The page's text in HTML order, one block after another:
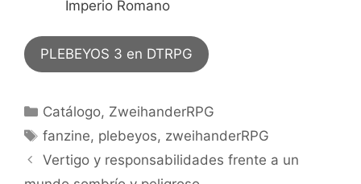
Imperio Romano
PLEBEYOS 3 en DTRPG
Categorías
Catálogo, ZweihanderRPG
Etiquetas
fanzine, plebeyos, zweihanderRPG
Vertigo y responsabilidades frente a un